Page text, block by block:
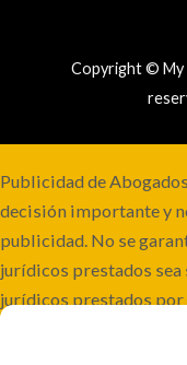
Copyright © My
Publicidad de
decisión importante y
publicidad. No se
jurídicos prestados
jurídicos prestados por
disponibles en todas